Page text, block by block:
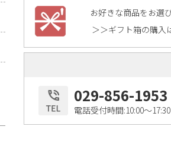
お好きな商品をお選
＞＞ギフト箱の購入
029-856-1953
電話受付時間:10:00〜17:30